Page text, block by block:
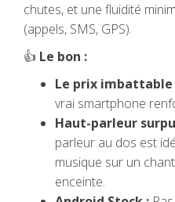
chutes, et une fluidité
(appels, SMS, GPS).
👍 Le bon :
Le prix imbattable
vrai smartphone
Haut-parleur
parleur au dos est
musique sur un
enceinte.